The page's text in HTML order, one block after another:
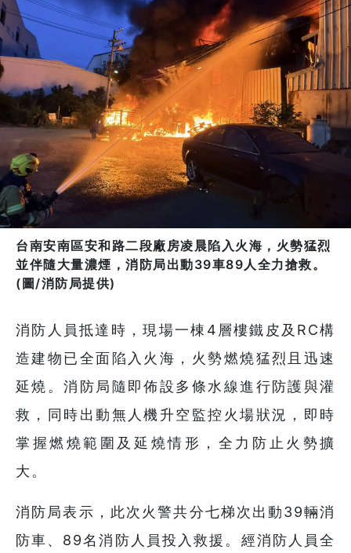
台南安南區安和路二段廠房凌晨陷入火海，火勢猛烈
並伴隨大量濃煙，消防局出動39車89人全力搶救。
(圖/消防局提供)
消防人員抵達時，現場一棟4層樓鐵皮及RC構
造建物已全面陷入火海，火勢燃燒猛烈且迅速
延燒。消防局隨即佈設多條水線進行防護與灌
救，同時出動無人機升空監控火場狀況，即時
掌握燃燒範圍及延燒情形，全力防止火勢擴
大。
消防局表示，此次火警共分七梯次出動39輛消
防車、89名消防人員投入救援。經消防人員全